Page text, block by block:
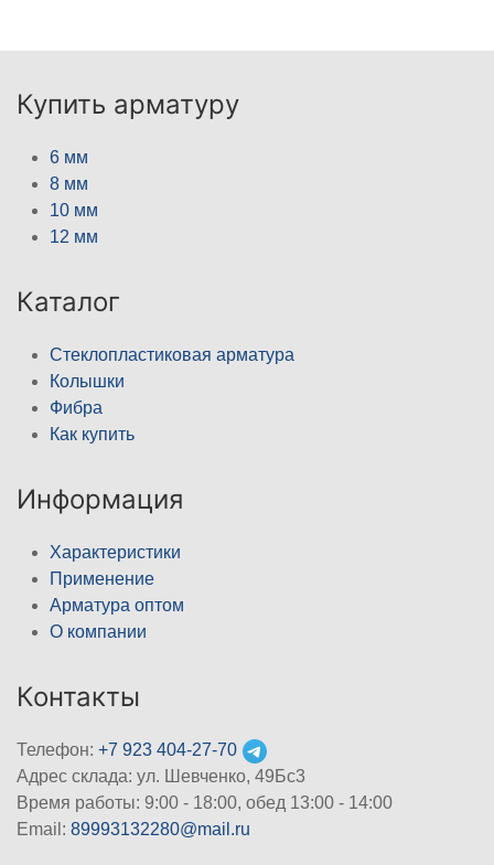
Купить арматуру
6 мм
8 мм
10 мм
12 мм
Каталог
Стеклопластиковая арматура
Колышки
Фибра
Как купить
Информация
Характеристики
Применение
Арматура оптом
О компании
Контакты
Телефон: +7 923 404-27-70
Адрес склада: ул. Шевченко, 49Бс3
Время работы: 9:00 - 18:00, обед 13:00 - 14:00
Email: 89993132280@mail.ru